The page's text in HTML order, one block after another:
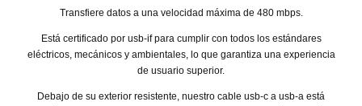
Transfiere datos a una velocidad máxima de 480 mbps.
Está certificado por usb-if para cumplir con todos los estándares
eléctricos, mecánicos y ambientales, lo que garantiza una experiencia
de usuario superior.
Debajo de su exterior resistente, nuestro cable usb-c a usb-a está